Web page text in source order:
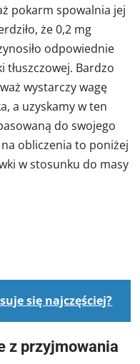
pokarm spowalnia jej
że 0,2 mg
odpowiednie
tłuszczowej. Bardzo
wystarczy wagę
a uzyskamy w ten
do swojego
obliczenia to poniżej
w stosunku do masy
się najczęściej?
z przyjmowania